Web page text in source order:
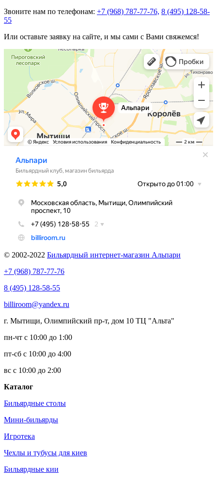
Звоните нам по телефонам: +7 (968) 787-77-76, 8 (495) 128-58-
55
Или оставьте заявку на сайте, и мы сами с Вами свяжемся!
© 2002-2022 Бильярдный интернет-магазин Альпари
+7 (968) 787-77-76
8 (495) 128-58-55
billiroom@yandex.ru
г. Мытищи, Олимпийский пр-т, дом 10 ТЦ "Альта"
пн-чт с 10:00 до 1:00
пт-сб с 10:00 до 4:00
вс с 10:00 до 2:00
Каталог
Бильярдные столы
Мини-бильярды
Игротека
Чехлы и тубусы для киев
Бильярдные кии